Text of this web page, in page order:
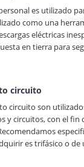
es utilizado
como una
eléctricas
en tierra para
circuito
circuito son
y circuitos, con el fin
es trifásico o de